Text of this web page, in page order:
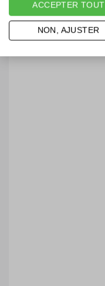
ACCEPTER TOUT
NON, AJUSTER